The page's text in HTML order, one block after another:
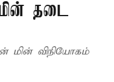
தடை
மின் விநியோகம்